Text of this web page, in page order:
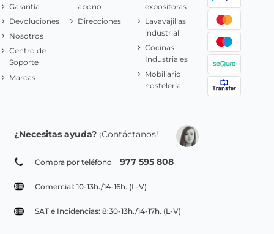
Garantía
Devoluciones
Nosotros
Centro de
Soporte
Marcas
abono
Direcciones
expositoras
Lavavajillas
industrial
Cocinas
Industriales
Mobiliario
hostelería
¿Necesitas ayuda? ¡Contáctanos!
Compra por teléfono 977 595 808
Comercial: 10-13h./14-16h. (L-V)
SAT e Incidencias: 8:30-13h./14-17h. (L-V)